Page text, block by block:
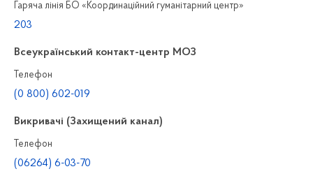
Гаряча лінія БО «Координаційний гуманітарний центр»
203
Всеукраїнський контакт-центр МОЗ
Телефон
(0 800) 602-019
Викривачі (Захищений канал)
Телефон
(06264) 6-03-70